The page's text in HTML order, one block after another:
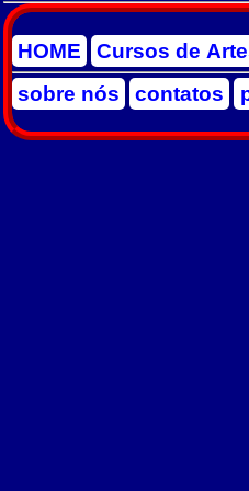
HOME Cursos de
sobre nós
contatos